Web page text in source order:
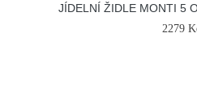
JÍDELNÍ ŽIDLE MONTI 5
2279